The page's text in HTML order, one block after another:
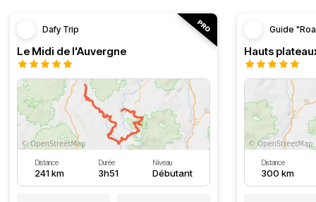
Dafy Trip
Le Midi de l'Auvergne
Distance
241 km
Durée
3h51
Niveau
Débutant
Guide
Hauts
Distance
300 km